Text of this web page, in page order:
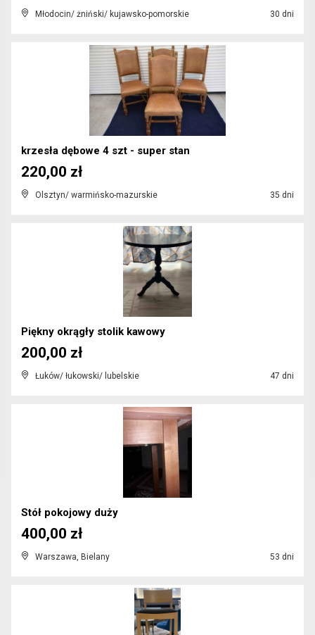
Młodocin/ żniński/ kujawsko-pomorskie 30 dni
krzesła dębowe 4 szt - super stan
Olsztyn/ warmińsko-mazurskie 35 dni
220,00 zł
Piękny okrągły stolik kawowy
Łuków/ łukowski/ lubelskie 47 dni
200,00 zł
Stół pokojowy duży
Warszawa, Bielany 53 dni
400,00 zł